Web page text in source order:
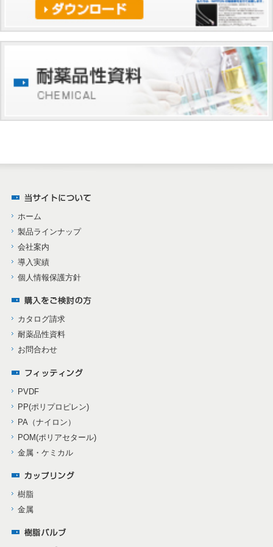
ホーム
製品ラインナップ
会社案内
導入実績
個人情報保護方針
カタログ請求
耐薬品性資料
お問合わせ
PVDF
PP(ポリプロピレン)
PA（ナイロン）
POM(ポリアセタール)
金属・ケミカル
樹脂
金属